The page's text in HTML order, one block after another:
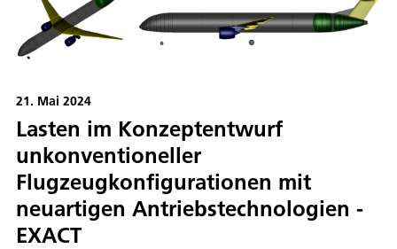
21. Mai 2024
Lasten im Konzeptentwurf
unkonventioneller
Flugzeugkonfigurationen mit
neuartigen Antriebstechnologien -
EXACT